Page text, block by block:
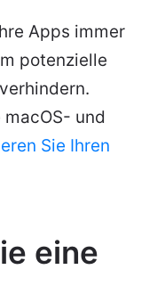
Apps immer
potenzielle
und
Sie Ihren
eine